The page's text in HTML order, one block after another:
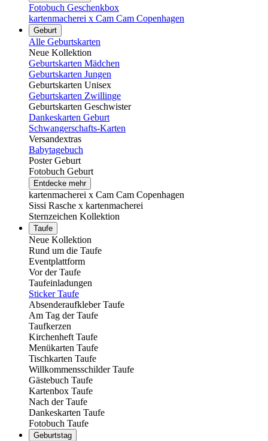
Fotobuch Geschenkbox
kartenmacherei x Cam Cam Copenhagen
Geburt
Alle Geburtskarten
Neue Kollektion
Geburtskarten Mädchen
Geburtskarten Jungen
Geburtskarten Unisex
Geburtskarten Zwillinge
Geburtskarten Geschwister
Dankeskarten Geburt
Schwangerschafts-Karten
Versandextras
Babytagebuch
Poster Geburt
Fotobuch Geburt
Entdecke mehr
kartenmacherei x Cam Cam Copenhagen
Sissi Rasche x kartenmacherei
Sternzeichen Kollektion
Taufe
Neue Kollektion
Rund um die Taufe
Eventplattform
Vor der Taufe
Taufeinladungen
Sticker Taufe
Absenderaufkleber Taufe
Am Tag der Taufe
Taufkerzen
Kirchenheft Taufe
Menükarten Taufe
Tischkarten Taufe
Willkommensschilder Taufe
Gästebuch Taufe
Kartenbox Taufe
Nach der Taufe
Dankeskarten Taufe
Fotobuch Taufe
Geburtstag